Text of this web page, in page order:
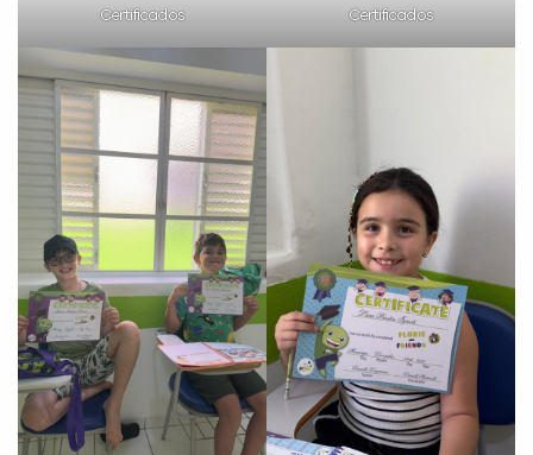
Certificados Certificados
VOLTAR